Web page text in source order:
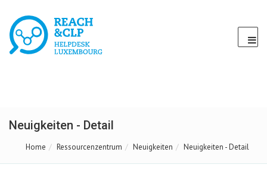
Neuigkeiten - Detail
Home Ressourcenzentrum Neuigkeiten Neuigkeiten - Detail